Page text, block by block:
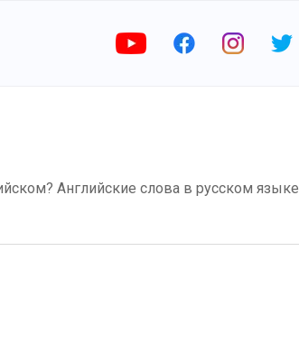
Английские слова в русском языке